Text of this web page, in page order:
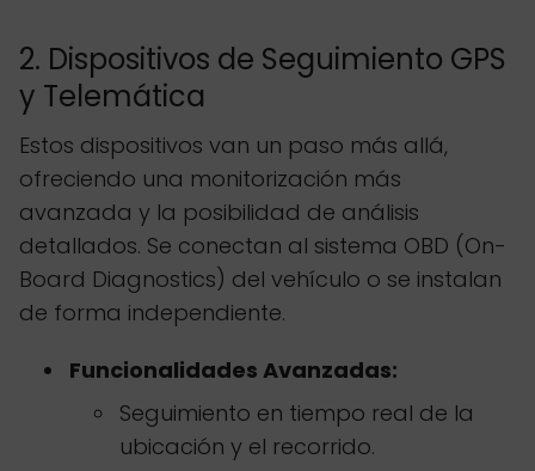
2. Dispositivos de Seguimiento GPS
y Telemática
Estos dispositivos van un paso más allá,
ofreciendo una monitorización más
avanzada y la posibilidad de análisis
detallados. Se conectan al sistema OBD (On-
Board Diagnostics) del vehículo o se instalan
de forma independiente.
Funcionalidades Avanzadas:
Seguimiento en tiempo real de la
ubicación y el recorrido.